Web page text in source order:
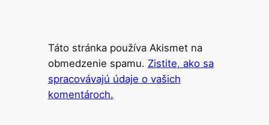
Táto stránka používa Akismet na
obmedzenie spamu. Zistite, ako sa
spracovávajú údaje o vašich
komentároch.